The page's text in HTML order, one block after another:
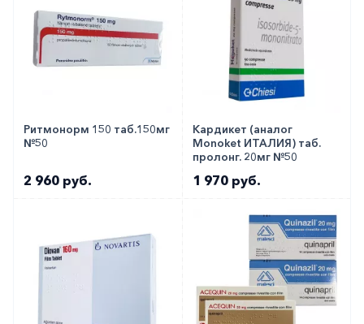
Ритмонорм 150 таб.150мг
№50
2 960 руб.
Кардикет (аналог
Monoket ИТАЛИЯ) таб.
пролонг. 20мг №50
1 970 руб.